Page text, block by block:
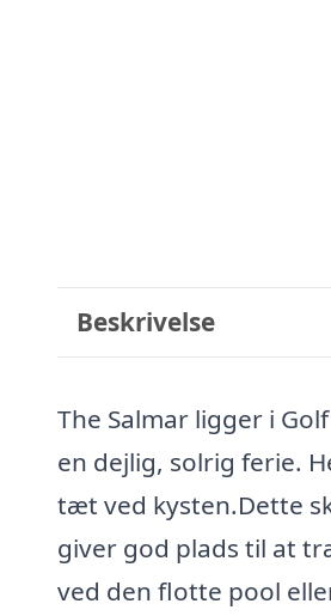
Beskrivelse
The Salmar ligger i
en dejlig, solrig ferie.
tæt ved kysten.Dette
giver god plads til at
ved den flotte pool